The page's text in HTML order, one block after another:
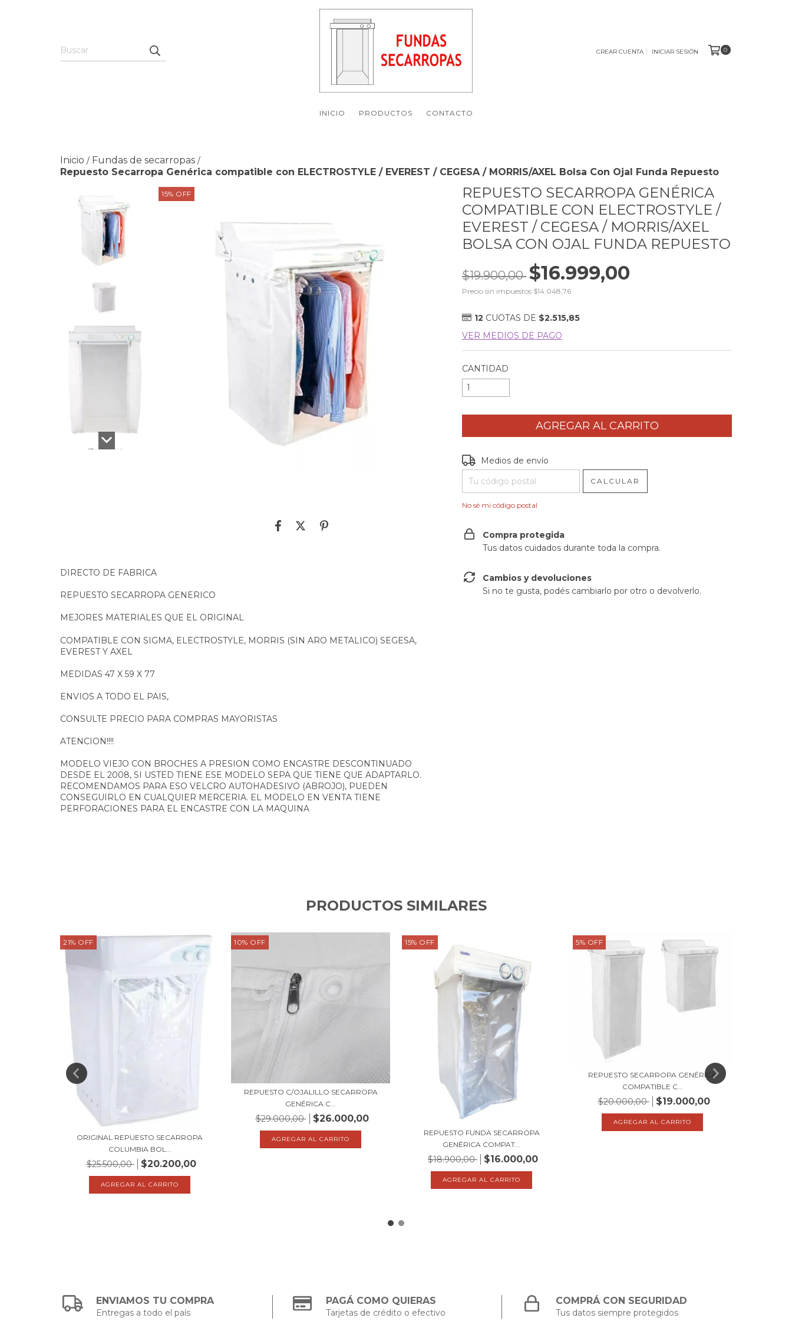
CREAR CUENTA INICIAR SESIÓN 0
INICIO PRODUCTOS CONTACTO
Inicio / Fundas de secarropas /
Repuesto Secarropa Genérica compatible con ELECTROSTYLE / EVEREST / CEGESA / MORRIS/AXEL Bolsa Con Ojal Funda Repuesto
15% OFF
DIRECTO DE FABRICA
REPUESTO SECARROPA GENERICO
MEJORES MATERIALES QUE EL ORIGINAL
COMPATIBLE CON SIGMA, ELECTROSTYLE, MORRIS (SIN ARO METALICO) SEGESA,
EVEREST Y AXEL
MEDIDAS 47 X 59 X 77
ENVIOS A TODO EL PAIS,
CONSULTE PRECIO PARA COMPRAS MAYORISTAS
ATENCION!!!!
MODELO VIEJO CON BROCHES A PRESION COMO ENCASTRE DESCONTINUADO
DESDE EL 2008, SI USTED TIENE ESE MODELO SEPA QUE TIENE QUE ADAPTARLO.
RECOMENDAMOS PARA ESO VELCRO AUTOHADESIVO (ABROJO), PUEDEN
CONSEGUIRLO EN CUALQUIER MERCERIA. EL MODELO EN VENTA TIENE
PERFORACIONES PARA EL ENCASTRE CON LA MAQUINA
REPUESTO SECARROPA GENÉRICA
COMPATIBLE CON ELECTROSTYLE /
EVEREST / CEGESA / MORRIS/AXEL
BOLSA CON OJAL FUNDA REPUESTO
$19.900,00 $16.999,00
Precio sin impuestos $14.048,76
12 CUOTAS DE $2.515,85
VER MEDIOS DE PAGO
CANTIDAD
Entregas para el CP:
Medios de envío
CALCULAR
No sé mi código postal
Compra protegida
Tus datos cuidados durante toda la compra.
Cambios y devoluciones
Si no te gusta, podés cambiarlo por otro o devolverlo.
PRODUCTOS SIMILARES
21% OFF
ORIGINAL REPUESTO SECARROPA
COLUMBIA BOL...
$25.500,00 $20.200,00
10% OFF
REPUESTO C/OJALILLO SECARROPA
GENÉRICA C...
$29.000,00 $26.000,00
15% OFF
REPUESTO FUNDA SECARROPA
GENÉRICA COMPAT...
$18.900,00 $16.000,00
5% OFF
REPUESTO SECARROPA GENÉRICA
COMPATIBLE C...
$20.000,00 $19.000,00
ENVIAMOS TU COMPRA
Entregas a todo el país
PAGÁ COMO QUIERAS
Tarjetas de crédito o efectivo
COMPRÁ CON SEGURIDAD
Tus datos siempre protegidos